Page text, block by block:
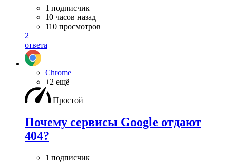
1 подписчик
10 часов назад
110 просмотров
2
ответа
Chrome
+2 ещё
Простой
Почему сервисы Google отдают
404?
1 подписчик